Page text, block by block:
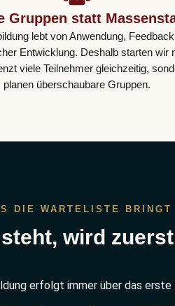
Gruppen statt
lebt von Anwendung,
Entwicklung. Deshalb starten wir
viele Teilnehmer gleichzeitig,
planen überschaubare Gruppen.
DIE WARTELISTE BRINGT
wird
erfolgt immer über das erste